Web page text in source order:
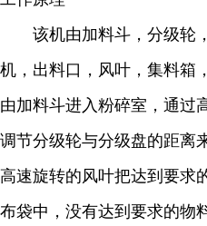
该机由加料斗，分级轮
机，出料口，风叶，集料箱
由加料斗进入粉碎室，通过
调节分级轮与分级盘的距离
高速旋转的风叶把达到要求
布袋中，没有达到要求的物